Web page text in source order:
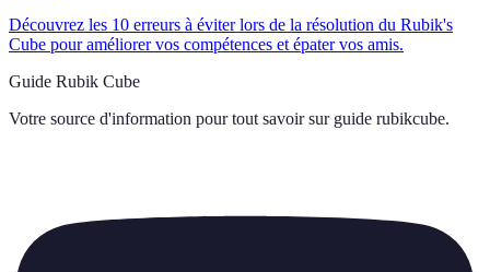
Découvrez les 10 erreurs à éviter lors de la résolution du Rubik's
Cube pour améliorer vos compétences et épater vos amis.
Guide Rubik Cube
Votre source d'information pour tout savoir sur guide rubikcube.